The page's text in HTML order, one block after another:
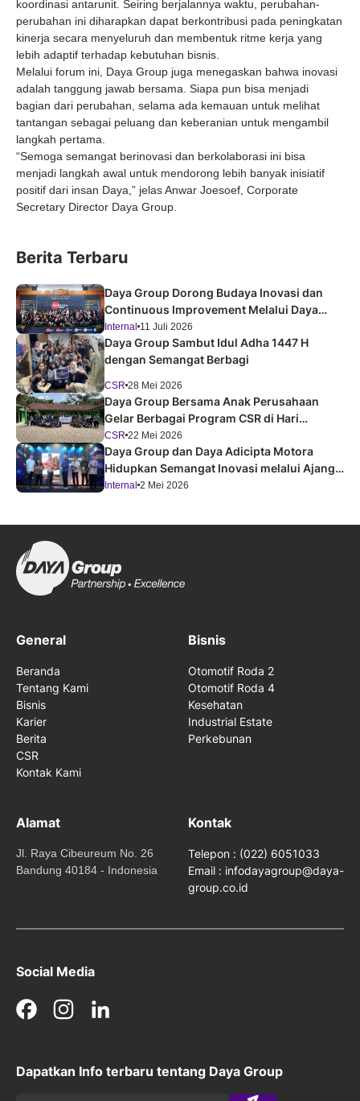
koordinasi antarunit. Seiring berjalannya waktu, perubahan-
perubahan ini diharapkan dapat berkontribusi pada peningkatan
kinerja secara menyeluruh dan membentuk ritme kerja yang
lebih adaptif terhadap kebutuhan bisnis.
Melalui forum ini, Daya Group juga menegaskan bahwa inovasi
adalah tanggung jawab bersama. Siapa pun bisa menjadi
bagian dari perubahan, selama ada kemauan untuk melihat
tantangan sebagai peluang dan keberanian untuk mengambil
langkah pertama.
“Semoga semangat berinovasi dan berkolaborasi ini bisa
menjadi langkah awal untuk mendorong lebih banyak inisiatif
positif dari insan Daya,” jelas Anwar Joesoef, Corporate
Secretary Director Daya Group.
Berita Terbaru
Daya Group Dorong Budaya Inovasi dan
Continuous Improvement Melalui Daya
Improvement Forum 2026
Internal 11 Juli 2026
Daya Group Sambut Idul Adha 1447 H
dengan Semangat Berbagi
CSR 28 Mei 2026
Daya Group Bersama Anak Perusahaan
Gelar Berbagai Program CSR di Hari
Pendidikan Nasional 2026
CSR 22 Mei 2026
Daya Group dan Daya Adicipta Motora
Hidupkan Semangat Inovasi melalui Ajang
Festival Improvement 2026
Internal 2 Mei 2026
General
Beranda
Tentang Kami
Bisnis
Karier
Berita
CSR
Kontak Kami
Bisnis
Otomotif Roda 2
Otomotif Roda 4
Kesehatan
Industrial Estate
Perkebunan
Alamat
Jl. Raya Cibeureum No. 26
Bandung 40184 - Indonesia
Kontak
Telepon : (022) 6051033
Email : infodayagroup@daya-
group.co.id
Social Media
FacebookInstagram
Dapatkan Info terbaru tentang Daya Group